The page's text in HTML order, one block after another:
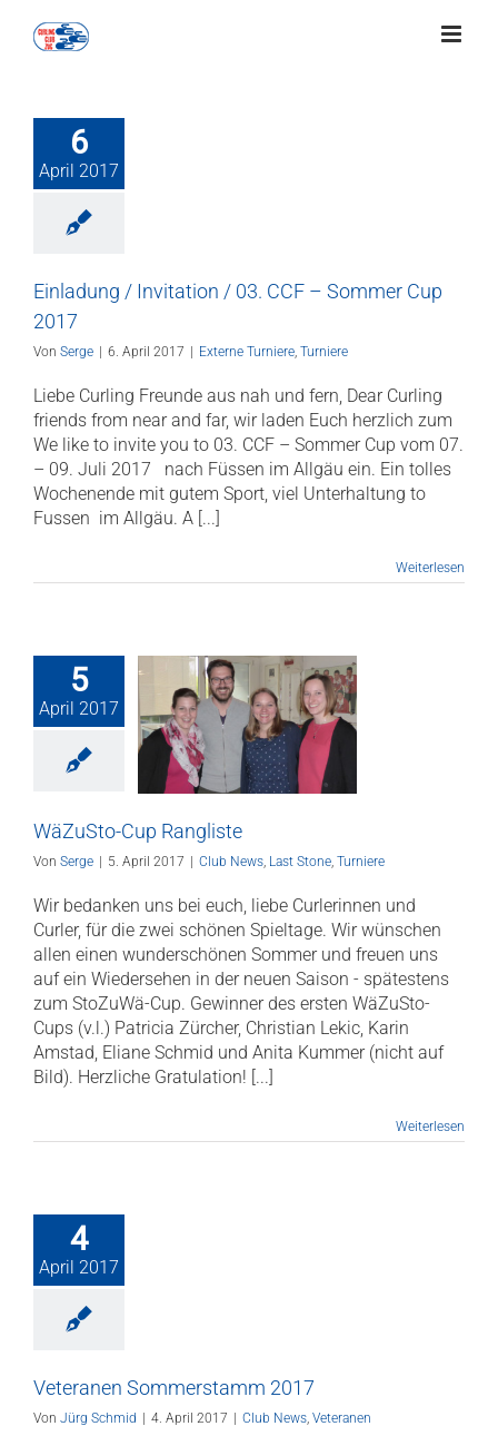
Inhalt
6
April 2017
Einladung / Invitation / 03. CCF – Sommer Cup
2017
Von Serge 6. April 2017 Externe Turniere, Turniere
Liebe Curling Freunde aus nah und fern, Dear Curling
friends from near and far, wir laden Euch herzlich zum
We like to invite you to 03. CCF – Sommer Cup vom 07.
– 09. Juli 2017 nach Füssen im Allgäu ein. Ein tolles
Wochenende mit gutem Sport, viel Unterhaltung to
Fussen im Allgäu. A [...]
Weiterlesen
5
April 2017
Cup
Last Stone
WäZuSto-Cup Rangliste
Von Serge 5. April 2017 Club News, Last Stone, Turniere
Wir bedanken uns bei euch, liebe Curlerinnen und
Curler, für die zwei schönen Spieltage. Wir wünschen
allen einen wunderschönen Sommer und freuen uns
auf ein Wiedersehen in der neuen Saison - spätestens
zum StoZuWä-Cup. Gewinner des ersten WäZuSto-
Cups (v.l.) Patricia Zürcher, Christian Lekic, Karin
Amstad, Eliane Schmid und Anita Kummer (nicht auf
Bild). Herzliche Gratulation! [...]
Weiterlesen
4
April 2017
Veteranen Sommerstamm 2017
Von Jürg Schmid 4. April 2017 Club News, Veteranen